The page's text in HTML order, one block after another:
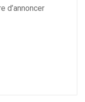
d’annoncer